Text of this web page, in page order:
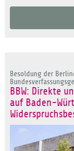
Besoldung der
BBW: Direkte
auf Baden-